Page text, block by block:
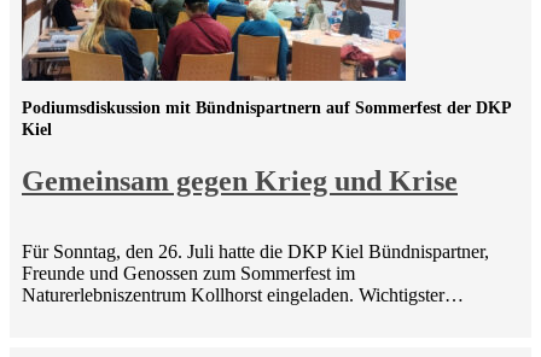
Gemeinsam gegen Krieg und Krise
Podiumsdiskussion mit Bündnispartnern auf Sommerfest der DKP
Kiel
Für Sonntag, den 26. Juli hatte die DKP Kiel Bündnispartner,
Freunde und Genossen zum Sommerfest im
Naturerlebniszentrum Kollhorst eingeladen. Wichtigster…